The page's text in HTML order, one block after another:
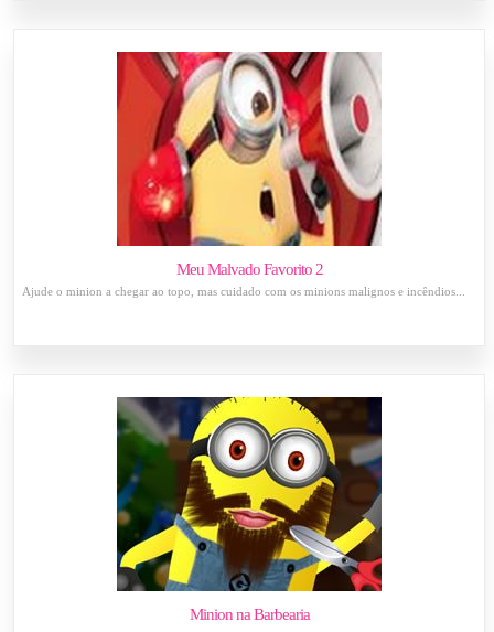
Meu Malvado Favorito 2
Ajude o minion a chegar ao topo, mas cuidado com os minions malignos e incêndios...
Minion na Barbearia